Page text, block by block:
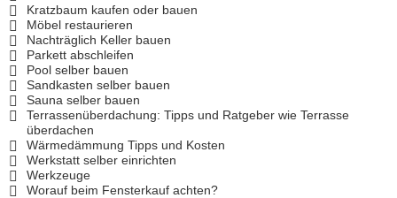
Kratzbaum kaufen oder bauen
Möbel restaurieren
Nachträglich Keller bauen
Parkett abschleifen
Pool selber bauen
Sandkasten selber bauen
Sauna selber bauen
Terrassenüberdachung: Tipps und Ratgeber wie Terrasse
überdachen
Wärmedämmung Tipps und Kosten
Werkstatt selber einrichten
Werkzeuge
Worauf beim Fensterkauf achten?